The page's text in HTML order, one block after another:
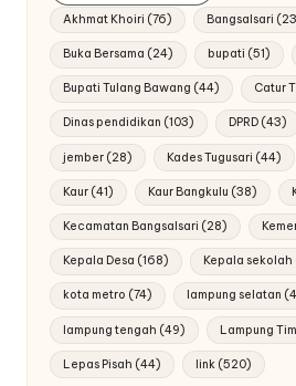
Akhmat Khoiri (76) Bangsalsari
Buka Bersama (24) bupati (51)
Bupati Tulang Bawang (44) Catur
Dinas pendidikan (103) DPRD(43)
jember (28) Kades Tugusari (44)
Kaur (41) Kaur Bangkulu (38)
Kecamatan Bangsalsari (28)
Kepala Desa (168) Kepala sekolah
kota metro (74) lampung selatan
lampung tengah (49) Lampung
Lepas Pisah (44) link(520)